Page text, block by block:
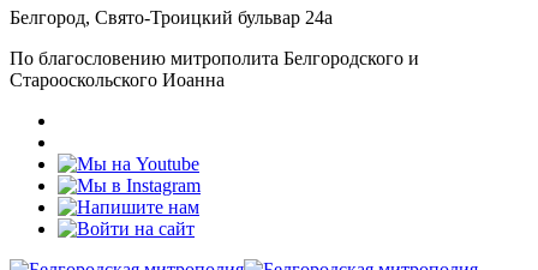
Белгород, Свято-Троицкий бульвар 24а
По благословению митрополита Белгородского и
Старооскольского Иоанна